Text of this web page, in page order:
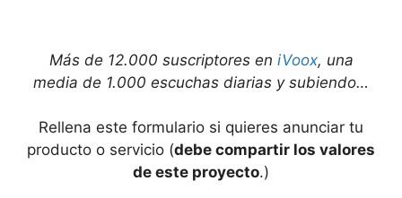
Más de 12.000 suscriptores en iVoox, una
media de 1.000 escuchas diarias y subiendo…
Rellena este formulario si quieres anunciar tu
producto o servicio (debe compartir los valores
de este proyecto.)